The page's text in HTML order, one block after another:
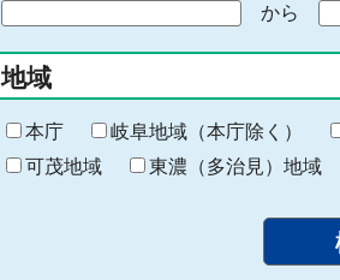
の
始
ま
り
から
終
わ
り
地域
本庁 岐阜地域（本庁除く）
可茂地域
東濃（多治見）地域